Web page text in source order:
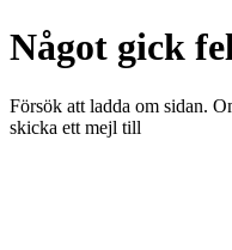
Något gick
Försök att ladda om sidan.
skicka ett mejl till